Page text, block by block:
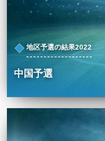
地区予選の結果2022
中国予選